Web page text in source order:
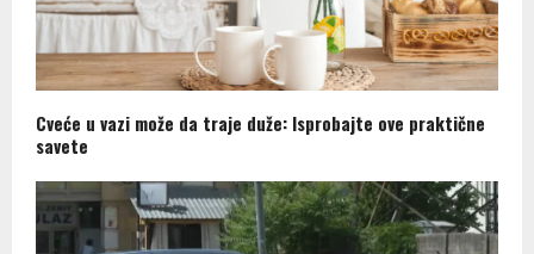
Cveće u vazi može da traje duže: Isprobajte ove praktične
savete